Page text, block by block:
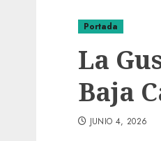
Portada
La
Baja
JUNIO 4, 2026